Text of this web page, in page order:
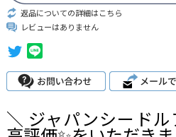
返品についての詳細はこちら
レビューはありません
＼ ジャパンシードル